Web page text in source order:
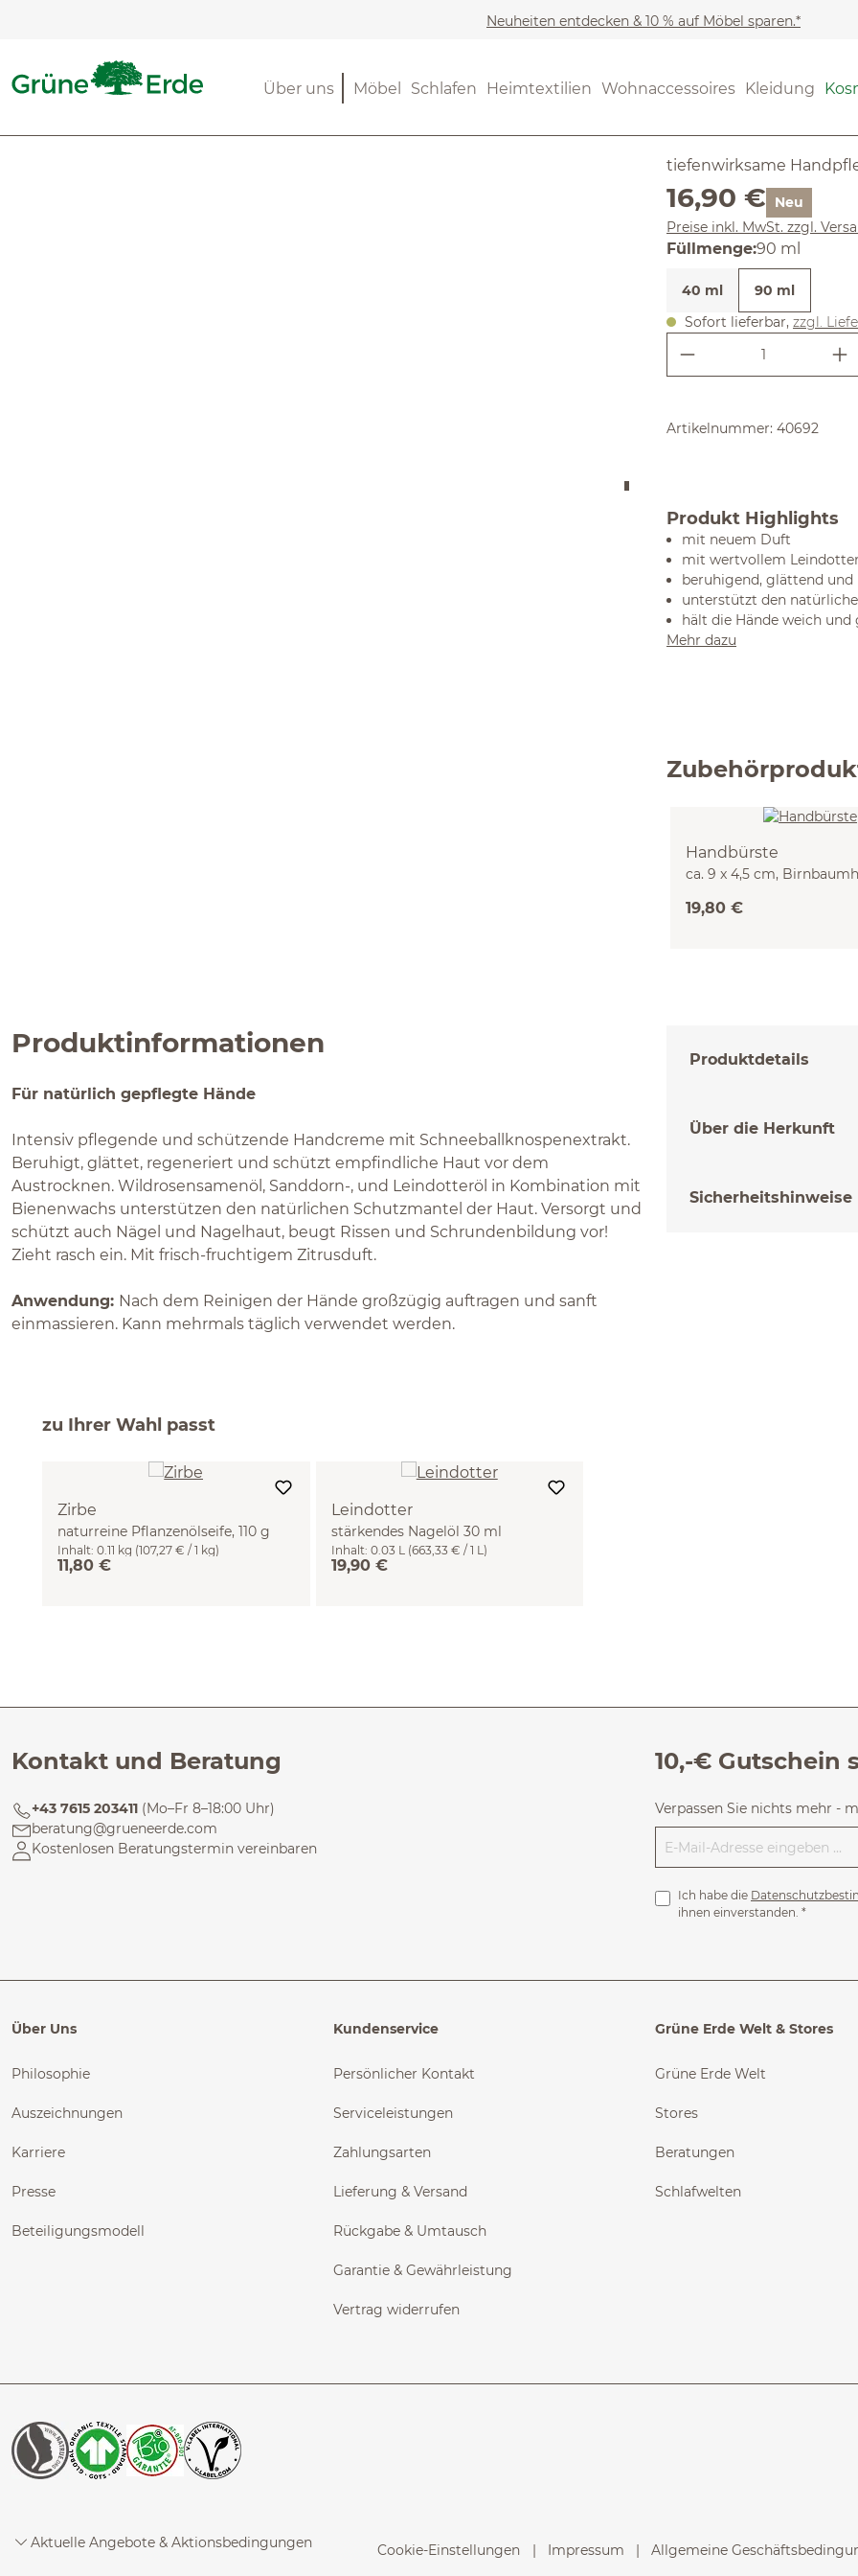
Neuheiten entdecken & 10 % auf Möbel sparen.*
Möbel Schlafen Heimtextilien Wohnaccessoires Kleidung
Über uns (3.75) 4
tiefenwirksame
Regulärer Preis:
16,90 €
Neu
Preise inkl. MwSt. zzgl.
Füllmengeauswählen
:90 ml
40 ml
90 ml
Sofort lieferbar, zzgl.
Produkt
Artikelnummer: 40692
Produkt Highlights
mit neuem Duft
mit wertvollem
beruhigend, glättend und
unterstützt den
hält die Hände weich
Mehr dazu
Handbürste
ca. 9 x 4,5 cm,
19,80 €
Produktinformationen
Für natürlich gepflegte Hände
Intensiv pflegende und schützende Handcreme mit Schneeballknospenextrakt.
Beruhigt, glättet, regeneriert und schützt empfindliche Haut vor dem
Austrocknen. Wildrosensamenöl, Sanddorn-, und Leindotteröl in Kombination mit
Bienenwachs unterstützen den natürlichen Schutzmantel der Haut. Versorgt und
schützt auch Nägel und Nagelhaut, beugt Rissen und Schrundenbildung vor!
Zieht rasch ein. Mit frisch-fruchtigem Zitrusduft.
Anwendung: Nach dem Reinigen der Hände großzügig auftragen und sanft
einmassieren. Kann mehrmals täglich verwendet werden.
Produktdetails
Über die Herkunft
Sicherheitshinweise
zu Ihrer Wahl passt
Zirbe
naturreine Pflanzenölseife, 110 g
Inhalt: 0.11 kg (107,27 € / 1 kg)
11,80 €
Leindotter
stärkendes Nagelöl 30 ml
Inhalt: 0.03 L (663,33 € / 1 L)
19,90 €
Kontakt und Beratung
+43 7615 203411 (Mo–Fr 8–18:00 Uhr)
beratung@grueneerde.com
Kostenlosen Beratungstermin vereinbaren
10,-€ Gutschein
Verpassen Sie nichts mehr -
Ich habe die
ihnen einverstanden. *
Über Uns
Philosophie
Auszeichnungen
Karriere
Presse
Beteiligungsmodell
Kundenservice
Persönlicher Kontakt
Serviceleistungen
Zahlungsarten
Lieferung & Versand
Rückgabe & Umtausch
Garantie & Gewährleistung
Vertrag widerrufen
Grüne Erde Welt & Stores
Grüne Erde Welt
Stores
Beratungen
Schlafwelten
Aktuelle Angebote & Aktionsbedingungen Cookie-Einstellungen Impressum Allgemeine